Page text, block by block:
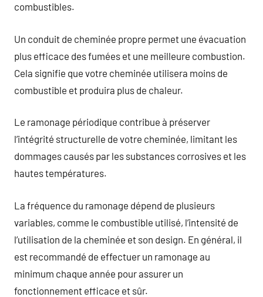
combustibles.
Un conduit de cheminée propre permet une évacuation
plus efficace des fumées et une meilleure combustion.
Cela signifie que votre cheminée utilisera moins de
combustible et produira plus de chaleur.
Le ramonage périodique contribue à préserver
l’intégrité structurelle de votre cheminée, limitant les
dommages causés par les substances corrosives et les
hautes températures.
La fréquence du ramonage dépend de plusieurs
variables, comme le combustible utilisé, l’intensité de
l’utilisation de la cheminée et son design. En général, il
est recommandé de effectuer un ramonage au
minimum chaque année pour assurer un
fonctionnement efficace et sûr.